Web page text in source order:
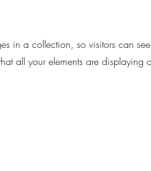
in a collection, so visitors can
all your elements are displaying